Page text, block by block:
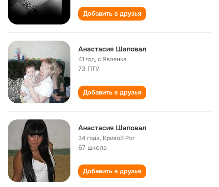
Добавить в друзья
Анастасия Шаповал
41 год,с.Явленка
73 ПТУ
Добавить в друзья
Анастасия Шаповал
34 года, Кривой Рог
67 школа
Добавить в друзья